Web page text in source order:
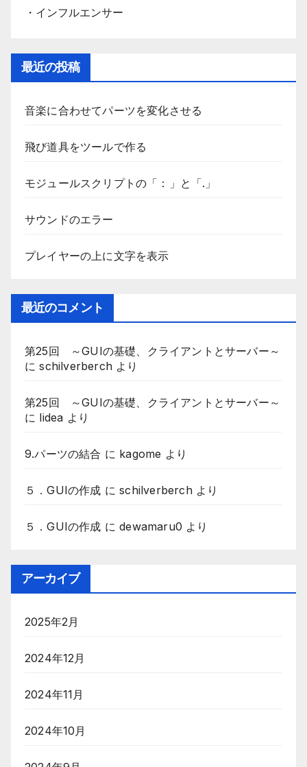
・インフルエンサー
最近の投稿
音楽に合わせてパーツを変化させる
飛び道具をツールで作る
モジュールスクリプトの「：」と「.」
サウンドのエラー
プレイヤーの上に文字を表示
最近のコメント
第25回 ～GUIの基礎、クライアントとサーバー～
にschilverberch より
第25回 ～GUIの基礎、クライアントとサーバー～
に lidea より
9.パーツの結合 に kagome より
５．GUIの作成 にschilverberchより
５．GUIの作成 にdewamaru0 より
アーカイブ
2025年2月
2024年12月
2024年11月
2024年10月